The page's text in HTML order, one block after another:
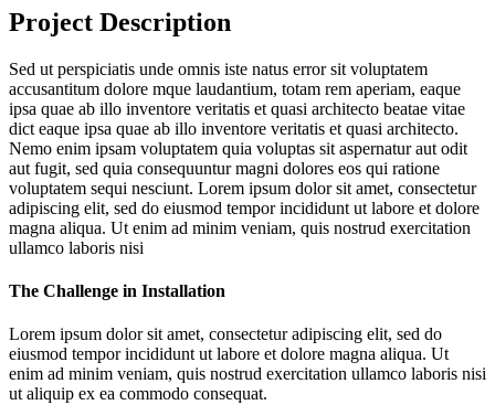
Project Description
Sed ut perspiciatis unde omnis iste natus error sit voluptatem
accusantitum dolore mque laudantium, totam rem aperiam, eaque
ipsa quae ab illo inventore veritatis et quasi architecto beatae vitae
dict eaque ipsa quae ab illo inventore veritatis et quasi architecto.
Nemo enim ipsam voluptatem quia voluptas sit aspernatur aut odit
aut fugit, sed quia consequuntur magni dolores eos qui ratione
voluptatem sequi nesciunt. Lorem ipsum dolor sit amet, consectetur
adipiscing elit, sed do eiusmod tempor incididunt ut labore et dolore
magna aliqua. Ut enim ad minim veniam, quis nostrud exercitation
ullamco laboris nisi
The Challenge in Installation
Lorem ipsum dolor sit amet, consectetur adipiscing elit, sed do
eiusmod tempor incididunt ut labore et dolore magna aliqua. Ut
enim ad minim veniam, quis nostrud exercitation ullamco laboris nisi
ut aliquip ex ea commodo consequat.